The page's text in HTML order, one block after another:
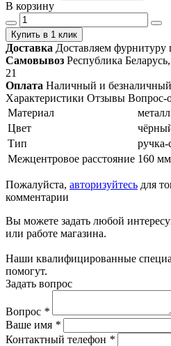
В корзину
Купить в 1 клик
Доставка Доставляем фурнитуру
Самовывоз Республика
21
Оплата Наличный и безналичный
Характеристики Отзывы Вопрос-
Материал
металл
Цвет
Тип
ручка-
Межцентровое расстояние 160 мм
Пожалуйста, авторизуйтесь для
комментарии
Вы можете задать любой
или работе магазина.
Наши квалифицированные
помогут.
Задать вопрос
Вопрос *
Ваше имя *
Контактный телефон *